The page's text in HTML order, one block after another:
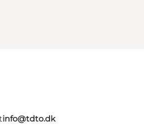
info@tdto.dk